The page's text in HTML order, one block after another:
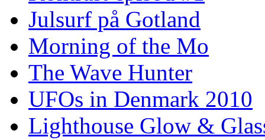
Julsurf på Gotland
Morning of the Mo
The Wave Hunter
UFOs in Denmark 2010
Lighthouse Glow &